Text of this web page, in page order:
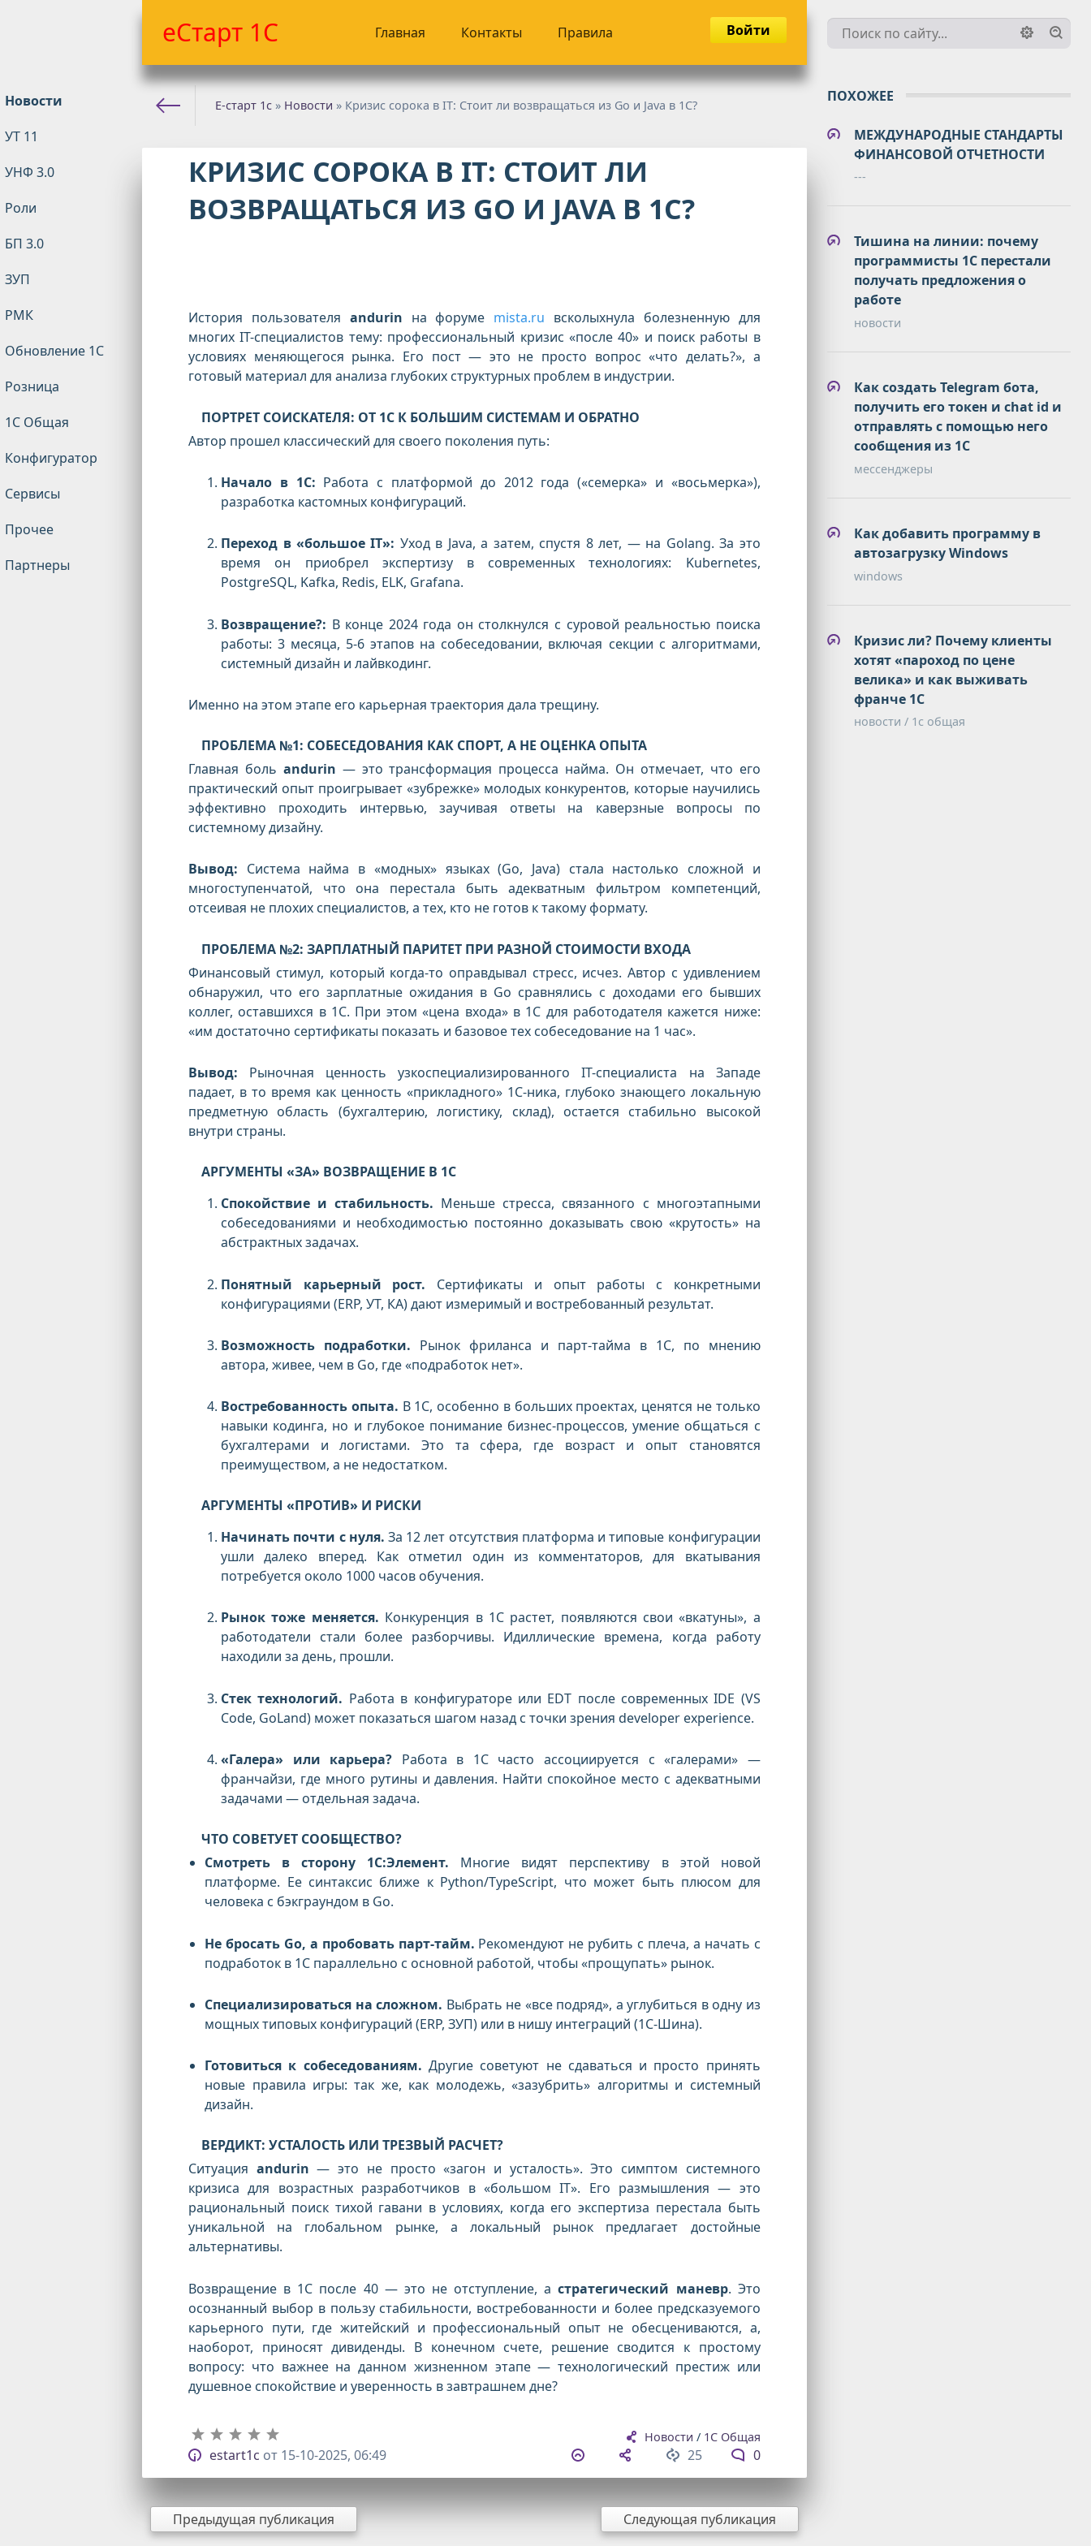
еСтарт 1С Главная Контакты Правила Войти
Новости
УТ 11
УНФ 3.0
Роли
БП 3.0
ЗУП
РМК
Обновление 1С
Розница
1С Общая
Конфигуратор
Сервисы
Прочее
Партнеры
Е-старт 1с » Новости » Кризис сорока в IT: Стоит ли возвращаться из Go и Java в 1С?
КРИЗИС СОРОКА В IT: СТОИТ ЛИ
ВОЗВРАЩАТЬСЯ ИЗ GO И JAVA В 1С?
История пользователя andurin на форуме mista.ru всколыхнула болезненную для
многих IT-специалистов тему: профессиональный кризис «после 40» и поиск работы в
условиях меняющегося рынка. Его пост — это не просто вопрос «что делать?», а
готовый материал для анализа глубоких структурных проблем в индустрии.
ПОРТРЕТ СОИСКАТЕЛЯ: ОТ 1С К БОЛЬШИМ СИСТЕМАМ И ОБРАТНО
Автор прошел классический для своего поколения путь:
Начало в 1С: Работа с платформой до 2012 года («семерка» и «восьмерка»),
разработка кастомных конфигураций.
Переход в «большое IT»: Уход в Java, а затем, спустя 8 лет, — на Golang. За это
время он приобрел экспертизу в современных технологиях: Kubernetes,
PostgreSQL, Kafka, Redis, ELK, Grafana.
Возвращение?: В конце 2024 года он столкнулся с суровой реальностью поиска
работы: 3 месяца, 5-6 этапов на собеседовании, включая секции с алгоритмами,
системный дизайн и лайвкодинг.
Именно на этом этапе его карьерная траектория дала трещину.
ПРОБЛЕМА №1: СОБЕСЕДОВАНИЯ КАК СПОРТ, А НЕ ОЦЕНКА ОПЫТА
Главная боль andurin — это трансформация процесса найма. Он отмечает, что его
практический опыт проигрывает «зубрежке» молодых конкурентов, которые научились
эффективно проходить интервью, заучивая ответы на каверзные вопросы по
системному дизайну.
Вывод: Система найма в «модных» языках (Go, Java) стала настолько сложной и
многоступенчатой, что она перестала быть адекватным фильтром компетенций,
отсеивая не плохих специалистов, а тех, кто не готов к такому формату.
ПРОБЛЕМА №2: ЗАРПЛАТНЫЙ ПАРИТЕТ ПРИ РАЗНОЙ СТОИМОСТИ ВХОДА
Финансовый стимул, который когда-то оправдывал стресс, исчез. Автор с удивлением
обнаружил, что его зарплатные ожидания в Go сравнялись с доходами его бывших
коллег, оставшихся в 1С. При этом «цена входа» в 1С для работодателя кажется ниже:
«им достаточно сертификаты показать и базовое тех собеседование на 1 час».
Вывод: Рыночная ценность узкоспециализированного IT-специалиста на Западе
падает, в то время как ценность «прикладного» 1С-ника, глубоко знающего локальную
предметную область (бухгалтерию, логистику, склад), остается стабильно высокой
внутри страны.
АРГУМЕНТЫ «ЗА» ВОЗВРАЩЕНИЕ В 1С
Спокойствие и стабильность. Меньше стресса, связанного с многоэтапными
собеседованиями и необходимостью постоянно доказывать свою «крутость» на
абстрактных задачах.
Понятный карьерный рост. Сертификаты и опыт работы с конкретными
конфигурациями (ERP, УТ, КА) дают измеримый и востребованный результат.
Возможность подработки. Рынок фриланса и парт-тайма в 1С, по мнению
автора, живее, чем в Go, где «подработок нет».
Востребованность опыта. В 1С, особенно в больших проектах, ценятся не только
навыки кодинга, но и глубокое понимание бизнес-процессов, умение общаться с
бухгалтерами и логистами. Это та сфера, где возраст и опыт становятся
преимуществом, а не недостатком.
АРГУМЕНТЫ «ПРОТИВ» И РИСКИ
Начинать почти с нуля. За 12 лет отсутствия платформа и типовые конфигурации
ушли далеко вперед. Как отметил один из комментаторов, для вкатывания
потребуется около 1000 часов обучения.
Рынок тоже меняется. Конкуренция в 1С растет, появляются свои «вкатуны», а
работодатели стали более разборчивы. Идиллические времена, когда работу
находили за день, прошли.
Стек технологий. Работа в конфигураторе или EDT после современных IDE (VS
Code, GoLand) может показаться шагом назад с точки зрения developer experience.
«Галера» или карьера? Работа в 1С часто ассоциируется с «галерами» —
франчайзи, где много рутины и давления. Найти спокойное место с адекватными
задачами — отдельная задача.
ЧТО СОВЕТУЕТ СООБЩЕСТВО?
Смотреть в сторону 1С:Элемент. Многие видят перспективу в этой новой
платформе. Ее синтаксис ближе к Python/TypeScript, что может быть плюсом для
человека с бэкграундом в Go.
Не бросать Go, а пробовать парт-тайм. Рекомендуют не рубить с плеча, а начать с
подработок в 1С параллельно с основной работой, чтобы «прощупать» рынок.
Специализироваться на сложном. Выбрать не «все подряд», а углубиться в одну из
мощных типовых конфигураций (ERP, ЗУП) или в нишу интеграций (1С-Шина).
Готовиться к собеседованиям. Другие советуют не сдаваться и просто принять
новые правила игры: так же, как молодежь, «зазубрить» алгоритмы и системный
дизайн.
ВЕРДИКТ: УСТАЛОСТЬ ИЛИ ТРЕЗВЫЙ РАСЧЕТ?
Ситуация andurin— это не просто «загон и усталость». Это симптом системного
кризиса для возрастных разработчиков в «большом IT». Его размышления — это
рациональный поиск тихой гавани в условиях, когда его экспертиза перестала быть
уникальной на глобальном рынке, а локальный рынок предлагает достойные
альтернативы.
Возвращение в 1С после 40 — это не отступление, астратегический маневр. Это
осознанный выбор в пользу стабильности, востребованности и более предсказуемого
карьерного пути, где житейский и профессиональный опыт не обесцениваются, а,
наоборот, приносят дивиденды. В конечном счете, решение сводится к простому
вопросу: что важнее на данном жизненном этапе — технологический престиж или
душевное спокойствие и уверенность в завтрашнем дне?
Новости / 1С Общая
25 0
estart1c от 15-10-2025, 06:49
ПОХОЖЕЕ
МЕЖДУНАРОДНЫЕ СТАНДАРТЫ
ФИНАНСОВОЙ ОТЧЕТНОСТИ
---
Тишина на линии: почему
программисты 1С перестали
получать предложения о
работе
новости
Как создать Telegram бота,
получить его токен и chat id и
отправлять с помощью него
сообщения из 1С
мессенджеры
Как добавить программу в
автозагрузку Windows
windows
Кризис ли? Почему клиенты
хотят «пароход по цене
велика» и как выживать
франче 1С
новости / 1с общая
Предыдущая публикация Следующая публикация